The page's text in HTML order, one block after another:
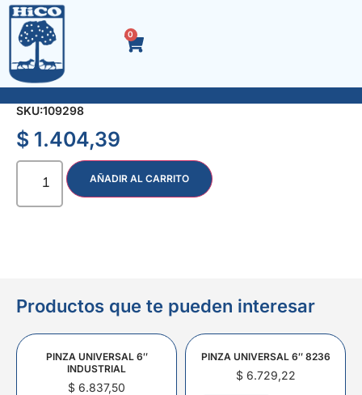
0
SOPORTE P/ESTANTE BLANCO 200 x 250
SKU:109298
$ 1.404,39
AÑADIR AL CARRITO
Productos que te pueden interesar
PINZA UNIVERSAL 6″
INDUSTRIAL
$ 6.837,50
PINZA UNIVERSAL 6″ 8236
$6.729,22